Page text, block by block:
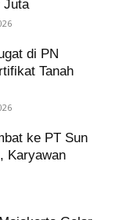
Juta
di PN
Tanah
ke PT Sun
Karyawan